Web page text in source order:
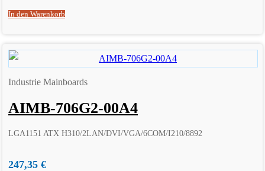
In den Warenkorb
Industrie Mainboards
AIMB-706G2-00A4
LGA1151 ATX H310/2LAN/DVI/VGA/6COM/I210/8892
247,35 €